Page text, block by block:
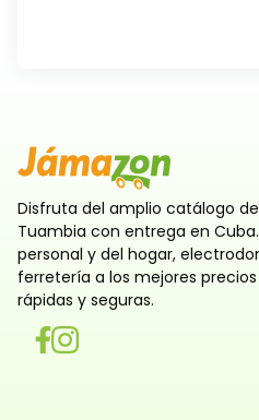
Disfruta del amplio catálogo
Tuambia con entrega en
personal y del hogar,
ferretería a los mejores
rápidas y seguras.